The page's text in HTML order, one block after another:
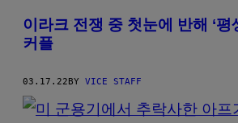
THIS
AUTHOR
이라크 전쟁 중 첫눈에 반해 ‘평
커플
03.17.22BY VICE STAFF